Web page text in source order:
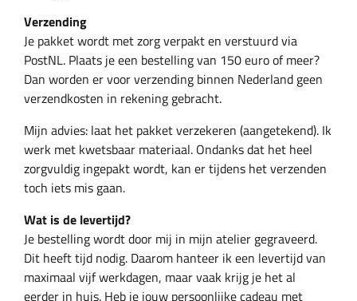
Verzending
Je pakket wordt met zorg verpakt en verstuurd via
PostNL. Plaats je een bestelling van 150 euro of meer?
Dan worden er voor verzending binnen Nederland geen
verzendkosten in rekening gebracht.
Mijn advies: laat het pakket verzekeren (aangetekend). Ik
werk met kwetsbaar materiaal. Ondanks dat het heel
zorgvuldig ingepakt wordt, kan er tijdens het verzenden
toch iets mis gaan.
Wat is de levertijd?
Je bestelling wordt door mij in mijn atelier gegraveerd.
Dit heeft tijd nodig. Daarom hanteer ik een levertijd van
maximaal vijf werkdagen, maar vaak krijg je het al
eerder in huis. Heb je jouw persoonlijke cadeau met